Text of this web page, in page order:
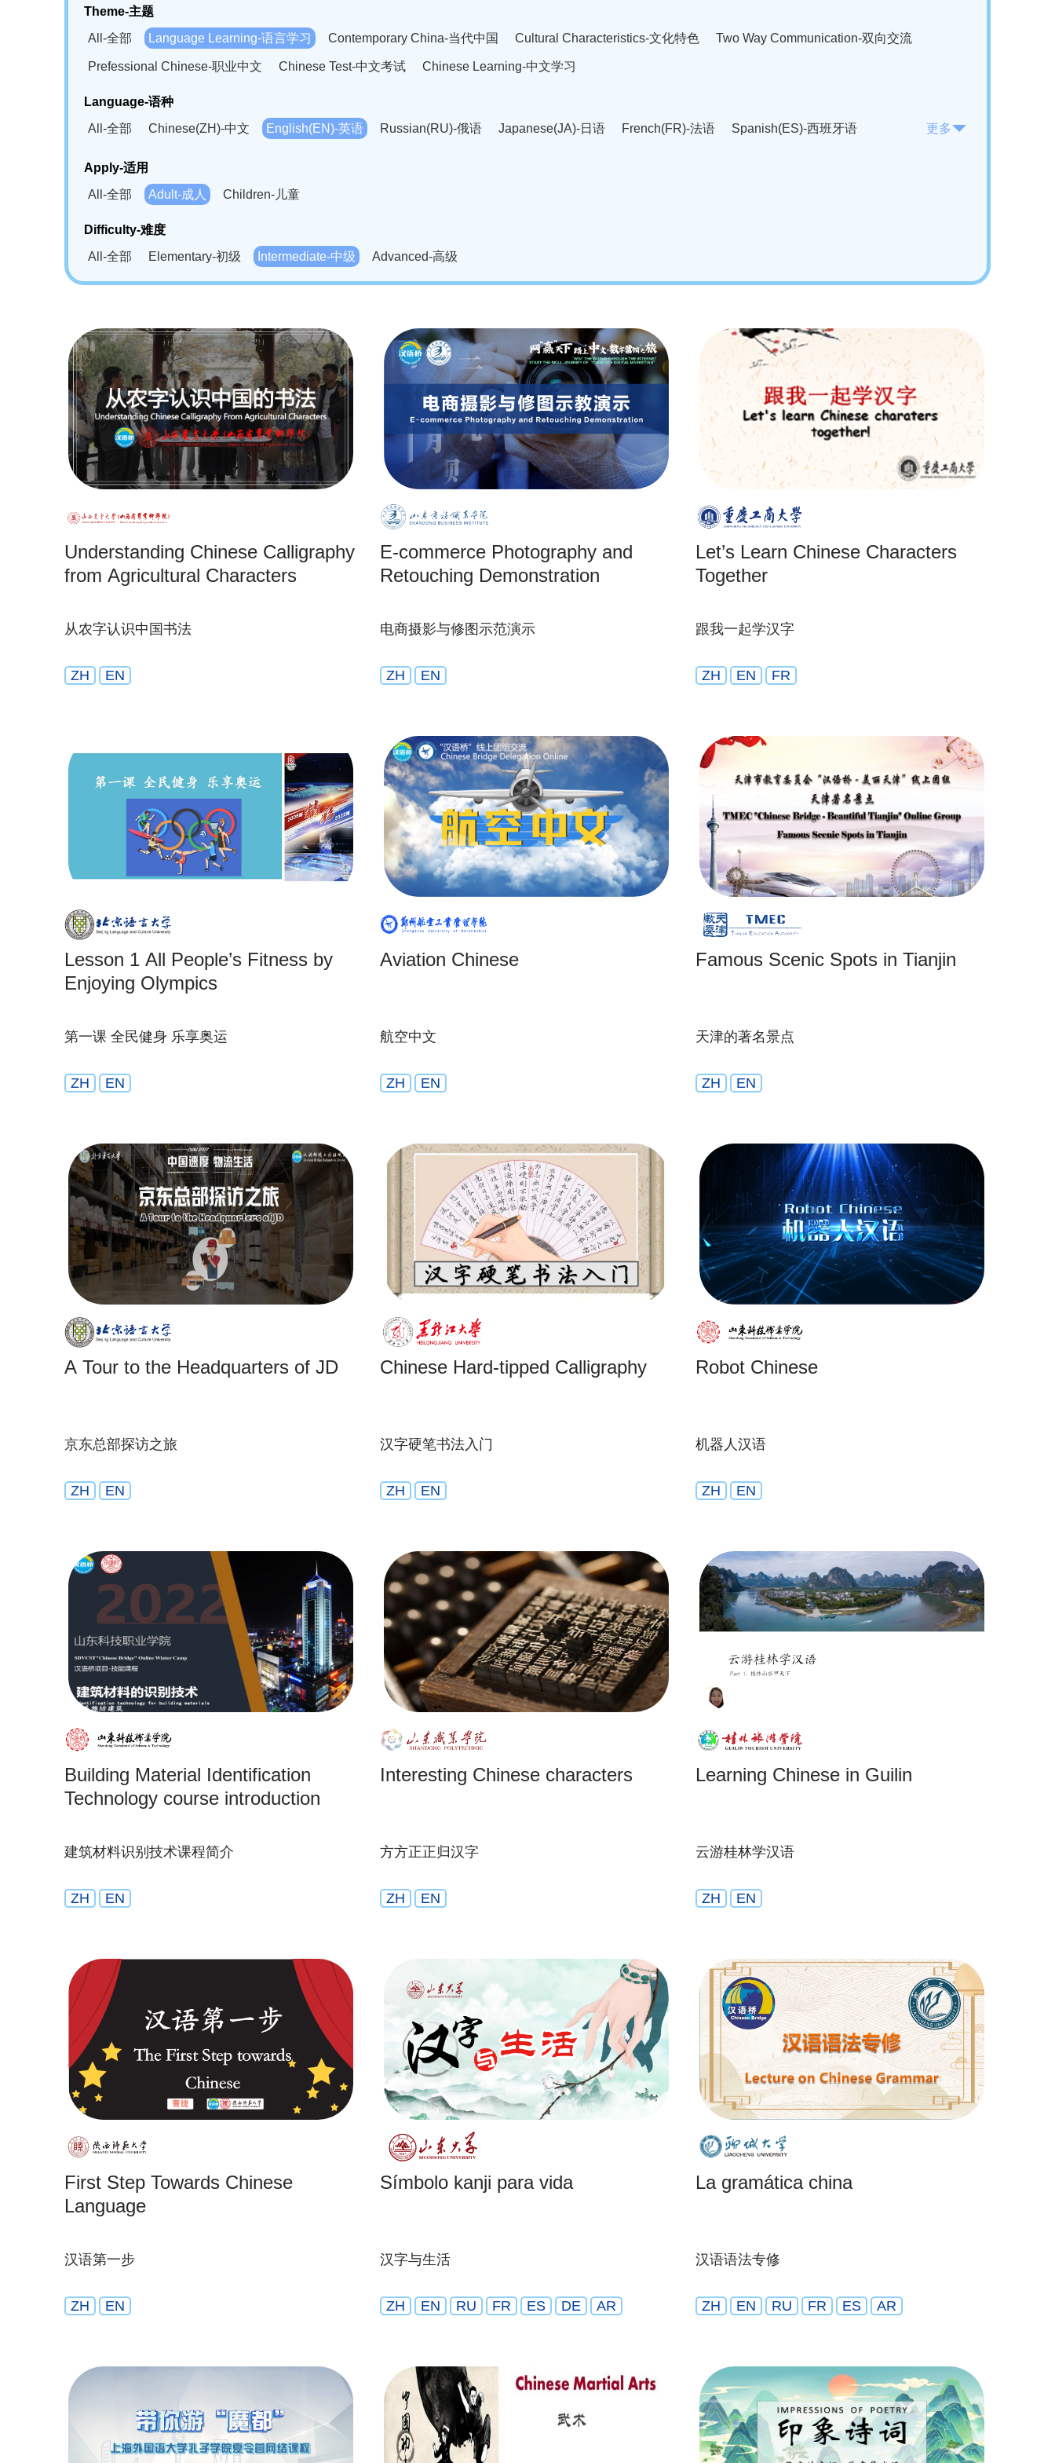
Theme-主题
All-全部
Language Learning-语言学习 Contemporary China-当代中国 Cultural Characteristics-文化特色 Two Way Communication-双向交流
Prefessional Chinese-职业中文 Chinese Test-中文考试 Chinese Learning-中文学习
Language-语种
All-全部
Chinese(ZH)-中文 English(EN)-英语 Russian(RU)-俄语 Japanese(JA)-日语 French(FR)-法语
Spanish(ES)-西班牙语
Bahasa Melayu(MS)-马来语
Swahili(SW)-斯瓦西里语
Kampuchea(KH)-柬埔寨语
更多
Apply-适用
All-全部
Adult-成人 Children-儿童
Difficulty-难度
All-全部
Elementary-初级 Intermediate-中级 Advanced-高级
Understanding Chinese Calligraphy
from Agricultural Characters
从农字认识中国书法
ZH EN
E-commerce Photography and
Retouching Demonstration
电商摄影与修图示范演示
ZH EN
Let’s Learn Chinese Characters
Together
跟我一起学汉字
ZH EN FR
Lesson 1 All People’s Fitness by
Enjoying Olympics
第一课 全民健身 乐享奥运
ZH EN
Aviation Chinese
航空中文
ZH EN
Famous Scenic Spots in Tianjin
天津的著名景点
ZH EN
A Tour to the Headquarters of JD
京东总部探访之旅
ZH EN
Chinese Hard-tipped Calligraphy
汉字硬笔书法入门
ZH EN
Robot Chinese
机器人汉语
ZH EN
Building Material Identification
Technology course introduction
建筑材料识别技术课程简介
ZH EN
Interesting Chinese characters
方方正正归汉字
ZH EN
Learning Chinese in Guilin
云游桂林学汉语
ZH EN
First Step Towards Chinese
Language
汉语第一步
ZH EN
Símbolo kanji para vida
汉字与生活
ZH EN RU FR ES DE AR
La gramática china
汉语语法专修
ZH EN RU FR ES AR